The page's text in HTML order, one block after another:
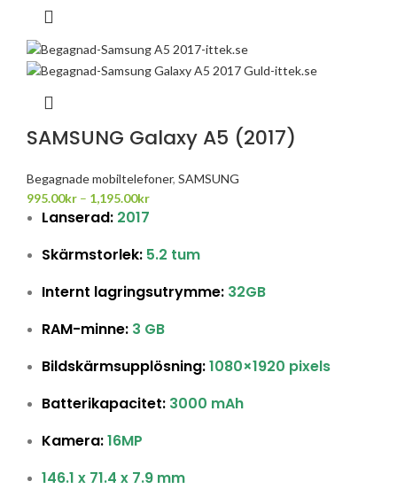
SAMSUNG Galaxy A5 (2017)
Begagnade mobiltelefoner, SAMSUNG
995.00kr – 1,195.00kr
Lanserad: 2017
Skärmstorlek: 5.2 tum
Internt lagringsutrymme: 32GB
RAM-minne: 3 GB
Bildskärmsupplösning:1080×1920 pixels
Batterikapacitet: 3000 mAh
Kamera:16MP
146.1 x 71.4 x 7.9 mm